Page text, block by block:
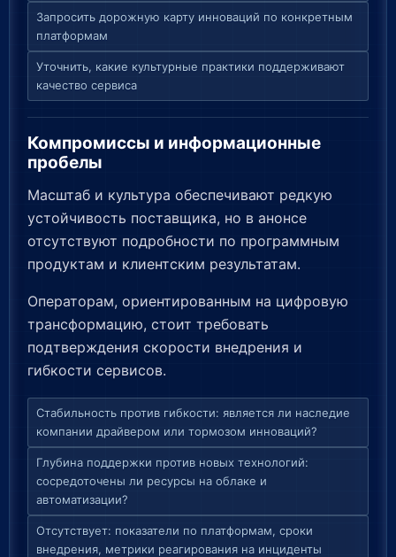
Запросить дорожную карту инноваций по конкретным
платформам
Уточнить, какие культурные практики поддерживают
качество сервиса
Компромиссы и информационные
пробелы
Масштаб и культура обеспечивают редкую
устойчивость поставщика, но в анонсе
отсутствуют подробности по программным
продуктам и клиентским результатам.
Операторам, ориентированным на цифровую
трансформацию, стоит требовать
подтверждения скорости внедрения и
гибкости сервисов.
Стабильность против гибкости: является ли наследие
компании драйвером или тормозом инноваций?
Глубина поддержки против новых технологий:
сосредоточены ли ресурсы на облаке и
автоматизации?
Отсутствует: показатели по платформам, сроки
внедрения, метрики реагирования на инциденты